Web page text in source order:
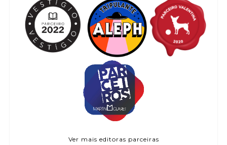
Ver mais editoras parceiras